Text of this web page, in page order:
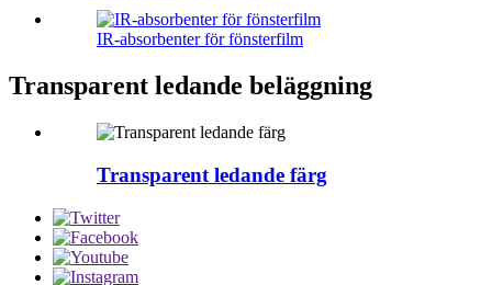
IR-absorbenter för fönsterfilm
Transparent ledande beläggning
Transparent ledande färg